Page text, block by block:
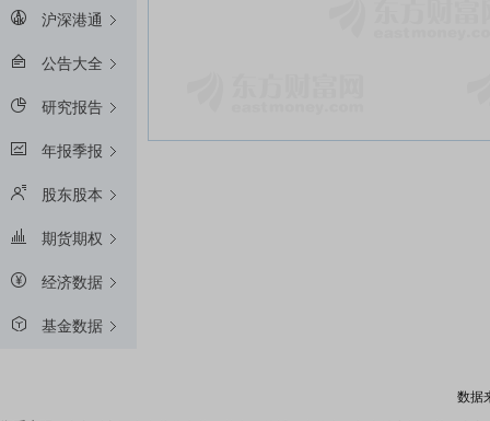
沪深港通
公告大全
研究报告
年报季报
股东股本
期货期权
经济数据
基金数据
数据